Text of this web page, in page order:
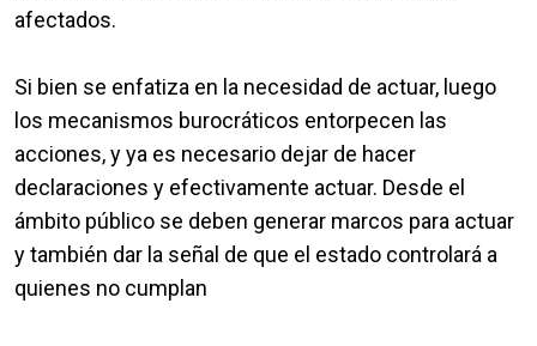
afectados.
Si bien se enfatiza en la necesidad de actuar, luego
los mecanismos burocráticos entorpecen las
acciones, y ya es necesario dejar de hacer
declaraciones y efectivamente actuar. Desde el
ámbito público se deben generar marcos para actuar
y también dar la señal de que el estado controlará a
quienes no cumplan